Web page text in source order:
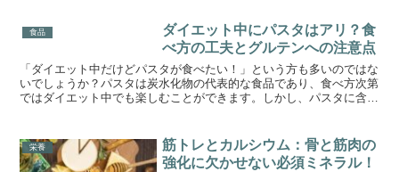
理なカロリー制限や栄養制限は母体と赤
ちゃんにとってリスクとな...
食品
ダイエット中にパスタはアリ？食
べ方の工夫とグルテンへの注意点
「ダイエット中だけどパスタが食べたい！」という方も多いのではな
いでしょうか？パスタは炭水化物の代表的な食品であり、食べ方次第
ではダイエット中でも楽しむことができます。しかし、パスタに含ま
栄養
筋トレとカルシウム：骨と筋肉の
強化に欠かせない必須ミネラル！